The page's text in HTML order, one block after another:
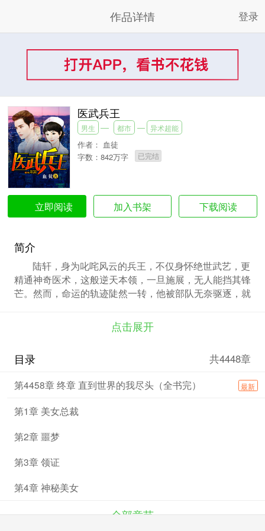
作品详情 登录
医武兵王
男生 都市 异术超能
作者： 血徒
字数：842万字
已完结
立即阅读 加入书架 下载阅读
简介
陆轩，身为叱咤风云的兵王，不仅身怀绝世武艺，更
精通神奇医术，这般逆天本领，一旦施展，无人能挡其锋
芒。然而，命运的轨迹陡然一转，他被部队无奈驱逐，就
轩与美丽高冷的总裁签订了一纸婚约，就此，他的生活被
彻底改写。一段段错综复杂的爱恨情仇在他身边徐徐展
到峰回路转，一朝翻身，生活瞬间充满欢歌笑语，开启别
点击展开
目录 共4448章
第4458章 终章 直到世界的我尽头（全书完） 最新
第1章 美女总裁
第2章 噩梦
第3章 领证
第4章 神秘美女
全部章节